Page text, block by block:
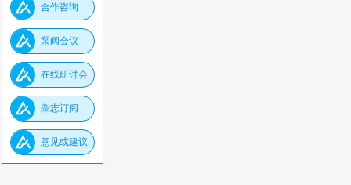
合作咨询
泵阀会议
在线研讨会
杂志订阅
意见或建议